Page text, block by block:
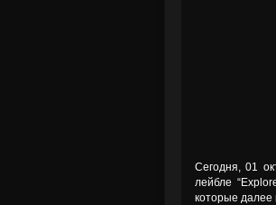
Сегодня, 01
лейбле
которые далее